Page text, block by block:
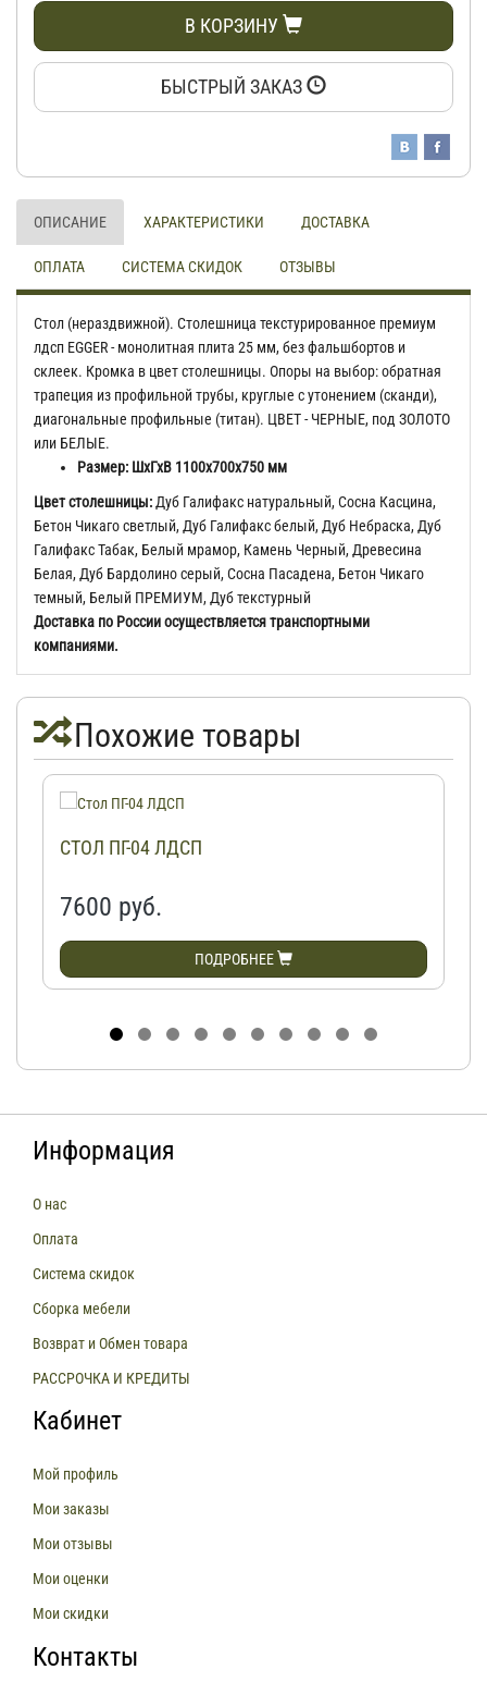
В КОРЗИНУ
БЫСТРЫЙ ЗАКАЗ
ОПИСАНИЕ ХАРАКТЕРИСТИКИ ДОСТАВКА
ОПЛАТА СИСТЕМА СКИДОК ОТЗЫВЫ
Стол (нераздвижной). Столешница текстурированное премиум
лдсп EGGER - монолитная плита 25 мм, без фальшбортов и
склеек. Кромка в цвет столешницы. Опоры на выбор: обратная
трапеция из профильной трубы, круглые с утонением (сканди),
диагональные профильные (титан). ЦВЕТ - ЧЕРНЫЕ, под ЗОЛОТО
или БЕЛЫЕ.
Размер: ШхГхВ 1100х700х750 мм
Цвет столешницы: Дуб Галифакс натуральный, Сосна Касцина,
Бетон Чикаго светлый, Дуб Галифакс белый, Дуб Небраска, Дуб
Галифакс Табак, Белый мрамор, Камень Черный, Древесина
Белая, Дуб Бардолино серый, Сосна Пасадена, Бетон Чикаго
темный, Белый ПРЕМИУМ, Дуб текстурный
Доставка по России осуществляется транспортными
компаниями.
Похожие товары
СТОЛ ПГ-04 ЛДСП
7600 руб.
ПОДРОБНЕЕ
Информация
О нас
Оплата
Система скидок
Сборка мебели
Возврат и Обмен товара
РАССРОЧКА И КРЕДИТЫ
Кабинет
Мой профиль
Мои заказы
Мои отзывы
Мои оценки
Мои скидки
Контакты